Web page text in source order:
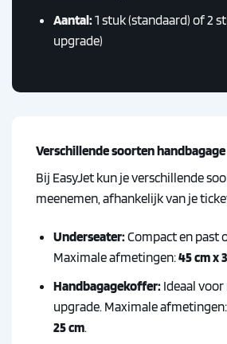
Aantal: 1 stuk (standaard) of 2
upgrade)
Verschillende soorten handbagage
Bij EasyJet kun je verschillende
meenemen, afhankelijk van je
Underseater: Compact en past
Maximale afmetingen:45 cm x
Handbagagekoffer: Ideaal
upgrade. Maximale afmetingen:
25 cm.